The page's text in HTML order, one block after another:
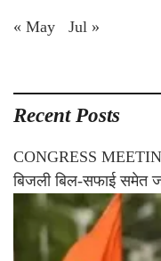
« May Jul »
Recent Posts
CONGRESS
बिजली बिल-सफाई समेत